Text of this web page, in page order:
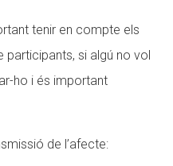
tenir en compte els
participants, si algú no vol
ho i és important
de l’afecte: